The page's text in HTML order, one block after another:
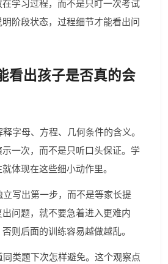
学习过程，而不是只盯一次考试
阶段状态，过程细节才能看出问
看出孩子是否真的会
字母、方程、几何条件的含义。
一次，而不是只听口头保证。学
体现在这些细小动作里。
写出第一步，而不是等家长提
问题，就不要急着进入更难内
则后面的训练容易越做越乱。
类题下次怎样避免。这个观察点